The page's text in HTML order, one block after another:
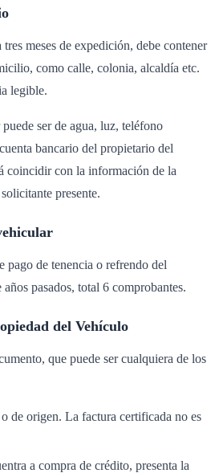
meses de expedición, debe contener
como calle, colonia, alcaldía etc.
legible.
ser de agua, luz, teléfono
bancario del propietario del
coincidir con la información de la
presente.
pago de tenencia o refrendo del
pasados, total 6 comprobantes.
del Vehículo
que puede ser cualquiera de los
de origen. La factura certificada no es
a compra de crédito, presenta la